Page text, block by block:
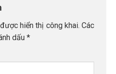
hiển thị công khai. Các
dấu *